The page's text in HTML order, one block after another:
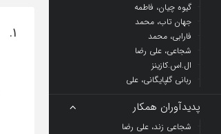
گیوه چیان، فاطمه
جهان تاب، محمد
فارابی، محمد
شجاعی، علی رضا
ال.اس.کازینز
ربانی گلپایگانی، علی
پدیدآوران همکار
شجاعی زند، علی رضا
1.